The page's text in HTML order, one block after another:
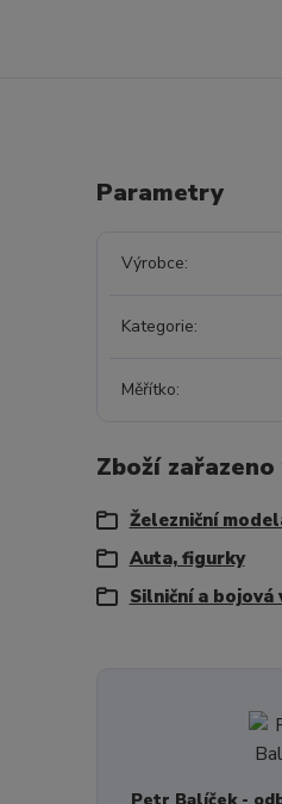
Parametry
Výrobce
Kategorie
Měřítko
Zboží
Železniční
Auta, figurky
Silniční a bojová